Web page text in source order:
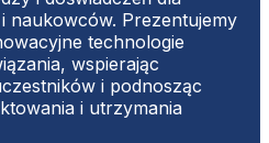
naukowców. Prezentujemy
technologie
wspierając
i podnosząc
i utrzymania